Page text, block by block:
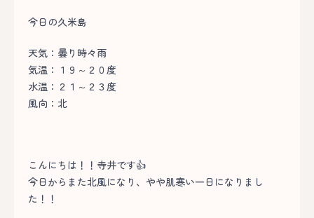
今日の久米島
天気：曇り時々雨
気温：１９～２０度
水温：２１～２３度
風向：北
こんにちは！！寺井です👍
今日からまた北風になり、やや肌寒い一日になりまし
た！！